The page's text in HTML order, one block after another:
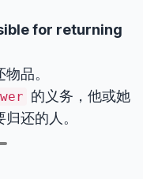
for returning
品。
的义务，他或她
还的人。